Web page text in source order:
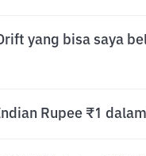
yang bisa saya
Rupee ₹1